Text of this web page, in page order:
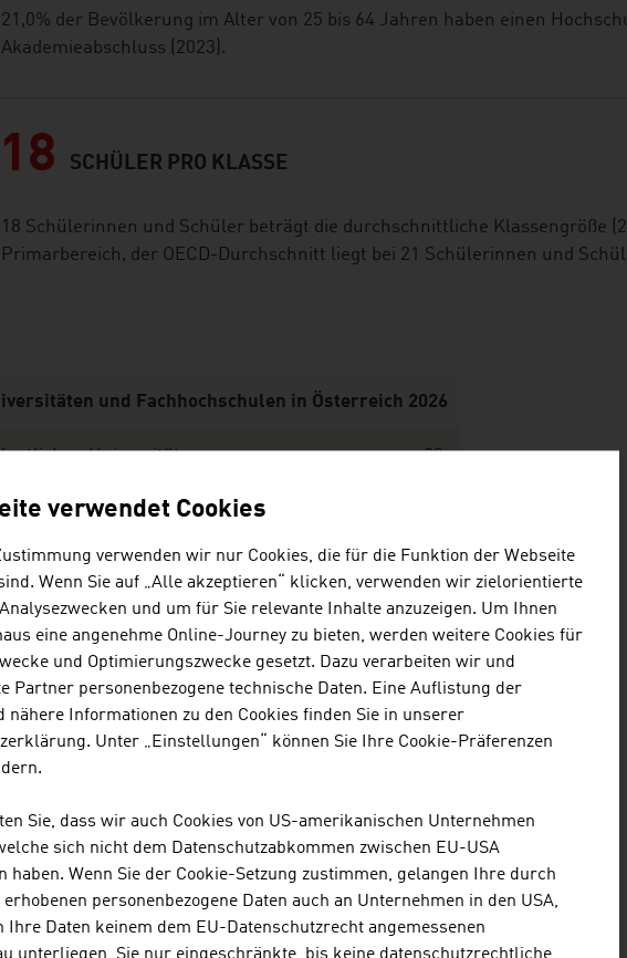
21,0% der Bevölkerung im Alter von 25 bis 64 Jahren haben einen
Akademieabschluss (2023).
18 SCHÜLER PRO KLASSE
18 Schülerinnen und Schüler beträgt die durchschnittliche Klassengröße
Primarbereich, der OECD-Durchschnitt liegt bei 21 Schülerinnen und
Bundesministerium für Frauen, Wissenschaft und
und Fachhochschulen in Österreich 2026
Universitäten 23
21
61
OECD - Bildung auf einen Blick 2025
in Österreich 2022
pro Schüler/Student in US-Dollar USD 20.942
der gesamten Bildungsausgaben am BIP 4,7 %
verwendet Cookies
verwenden wir nur Cookies, die für die Funktion der Webseite
Wenn Sie auf „Alle akzeptieren“ klicken, verwenden wir zielorientierte
und um für Sie relevante Inhalte anzuzeigen. Um Ihnen
eine angenehme Online-Journey zu bieten, werden weitere Cookies für
und Optimierungszwecke gesetzt. Dazu verarbeiten wir und
Partner personenbezogene technische Daten. Eine Auflistung der
nähere Informationen zu den Cookies finden Sie in unserer
Unter „Einstellungen“ können Sie Ihre Cookie-Präferenzen
Sie, dass wir auch Cookies von US-amerikanischen Unternehmen
sich nicht dem Datenschutzabkommen zwischen EU-USA
haben. Wenn Sie der Cookie-Setzung zustimmen, gelangen Ihre durch
erhobenen personenbezogene Daten auch an Unternehmen in den USA,
Ihre Daten keinem dem EU-Datenschutzrecht angemessenen